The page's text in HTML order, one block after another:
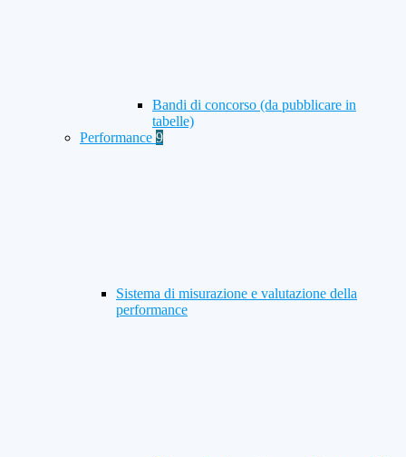
Bandi di concorso (da pubblicare in
tabelle)
Performance 9
Sistema di misurazione e valutazione della
performance